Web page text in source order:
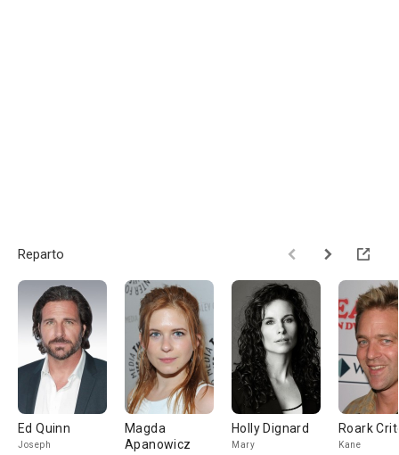
Reparto
Ed Quinn
Joseph
Magda
Apanowicz
Holly Dignard
Mary
Roark
Kane